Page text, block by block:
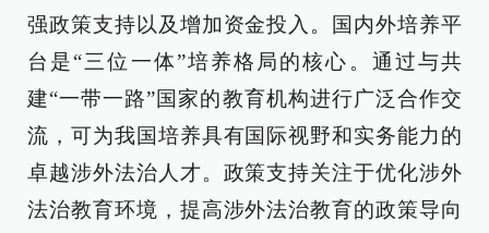
强政策支持以及增加资金投入。国内外培养平
台是“三位一体”培养格局的核心。通过与共
建“一带一路”国家的教育机构进行广泛合作交
流，可为我国培养具有国际视野和实务能力的
卓越涉外法治人才。政策支持关注于优化涉外
法治教育环境，提高涉外法治教育的政策导向